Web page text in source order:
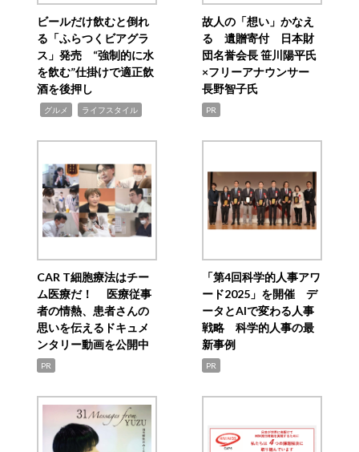
ビールだけ飲むと倒れ
る「ふらつくビアグラ
ス」発売 “強制的に水
を飲む”仕掛けで適正飲
酒を後押し
グルメ ライフスタイル
故人の「想い」かなえ
る 遺贈寄付 日本財
団名誉会長 笹川陽平氏
×フリーアナウンサー
長野智子氏
PR
CAR T細胞療法はチー
ム医療だ！ 医療従事
者の情熱、患者さんの
思いを伝えるドキュメ
ンタリー動画を公開中
PR
「第4回科学的人事アワ
ード2025」を開催 デ
ータとAIで変わる人事
戦略 科学的人事の最
新事例
PR